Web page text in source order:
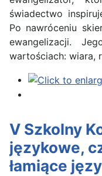
świadectwo
Po nawróceniu
ewangelizacji.
wartościach: wiara,
V Szkolny
językowe,
łamiące